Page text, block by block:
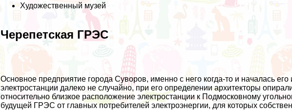
Художественный музей
Черепетская ГРЭС
Основное предприятие города Суворов, именно с него когда-то и началась
электростанции далеко не случайно, при его определении архитекторы
относительно близкое расположение электростанции к Подмосковному
будущей ГРЭС от главных потребителей электроэнергии, для которых